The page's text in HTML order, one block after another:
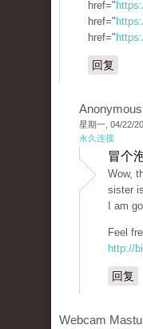
href="
href="
href="
回复
星期一, 04/22/
永久连接
冒个
Wow,
sister
I am
Feel
http://
回复
Webcam